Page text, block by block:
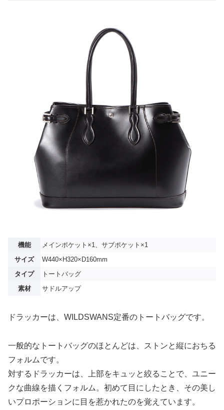
機能
メインポケット×1、サブポケット×1
サイズ
W440×H320×D160mm
タイプ
トートバッグ
素材
サドルアップ
ドラッカーは、WILDSWANS定番のトートバッグです。
一般的なトートバッグのほとんどは、ストンと縦におちる
フォルムです。
対するドラッカーは、上部をキュッと絞ることで、ユニー
クな曲線を描くフォルム。初めて目にしたとき、その美し
いプロポーションに目を惹かれたのを覚えています。